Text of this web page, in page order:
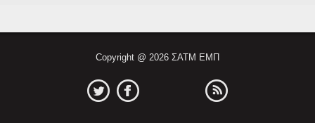
Copyright @ 2026 ΣΑΤΜ ΕΜΠ